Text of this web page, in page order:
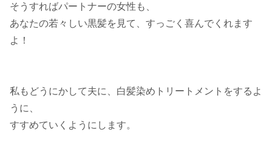
そうすればパートナーの女性も、
あなたの若々しい黒髪を見て、すっごく喜んでくれます
よ！
私もどうにかして夫に、白髪染めトリートメントをするよ
うに、
すすめていくようにします。